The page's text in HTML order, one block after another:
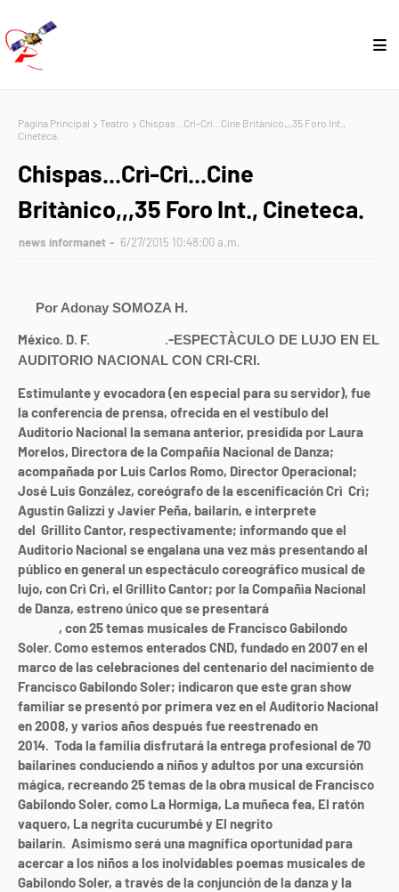
Página Principal Teatro
Chispas...Crì-Crì...Cine Britànico,,,35 Foro Int.,
Cineteca.
Chispas...Crì-Crì...Cine
Britànico,,,35 Foro Int., Cineteca.
news informanet 6/27/2015 10:48:00 a.m.
Por Adonay SOMOZA H.
México. D. F. .-ESPECTÀCULO DE LUJO EN EL
AUDITORIO NACIONAL CON CRI-CRI.
Estimulante y evocadora (en especial para su servidor), fue
la conferencia de prensa, ofrecida en el vestíbulo del
Auditorio Nacional la semana anterior, presidida por Laura
Morelos, Directora de la Compañía Nacional de Danza;
acompañada por Luis Carlos Romo, Director Operacional;
José Luis González, coreógrafo de la escenificación Crì Crì;
Agustín Galizzi y Javier Peña, bailarín, e interprete
del Grillito Cantor, respectivamente; informando que el
Auditorio Nacional se engalana una vez más presentando al
público en general un espectáculo coreográfico musical de
lujo, con Crì Crì, el Grillito Cantor; por la Compañìa Nacional
de Danza, estreno único que se presentará
, con 25 temas musicales de Francisco Gabilondo
Soler. Como estemos enterados CND, fundado en 2007 en el
marco de las celebraciones del centenario del nacimiento de
Francisco Gabilondo Soler; indicaron que este gran show
familiar se presentó por primera vez en el Auditorio Nacional
en 2008, y varios años después fue reestrenado en
2014. Toda la familia disfrutará la entrega profesional de 70
bailarines conduciendo a niños y adultos por una excursión
mágica, recreando 25 temas de la obra musical de Francisco
Gabilondo Soler, como La Hormiga, La muñeca fea, El ratón
vaquero, La negrita cucurumbé y El negrito
bailarín. Asimismo será una magnífica oportunidad para
acercar a los niños a los inolvidables poemas musicales de
Gabilondo Soler, a través de la conjunción de la danza y la